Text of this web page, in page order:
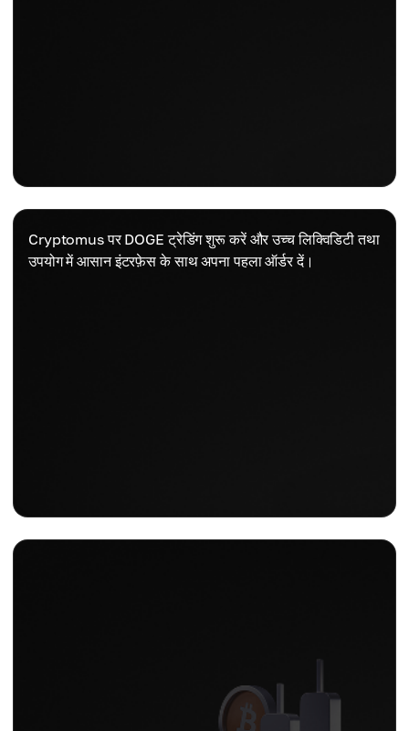
Cryptomus पर DOGE ट्रेडिंग शुरू करें और उच्च लिक्विडिटी तथा
उपयोग में आसान इंटरफ़ेस के साथ अपना पहला ऑर्डर दें।